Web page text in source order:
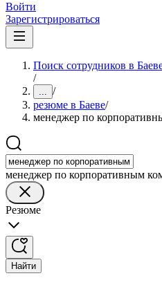
Войти
Зарегистрироваться
Поиск сотрудников в
/
... /
резюме в Баеве/
менеджер по
менеджер по корпоративным
Резюме
Найти